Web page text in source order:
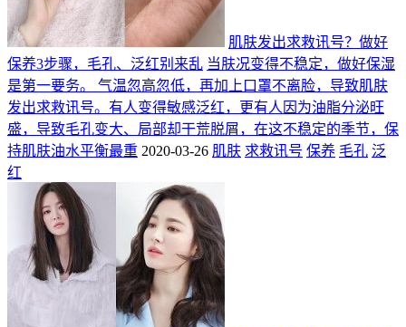
肌肤发出求救讯号？做好
保养3步骤，毛孔、泛红别来乱 当肤况变得不稳定，做好保湿
是第一要务。 气温忽高忽低，再加上口罩不离脸，导致肌肤
发出求救讯号。有人变得敏感泛红，更有人因为油脂分泌旺
盛，导致毛孔变大、局部却干荒脱屑，在这不稳定的季节，保
持肌肤油水平衡最重 2020-03-26 肌肤 求救讯号 保养 毛孔 泛
红